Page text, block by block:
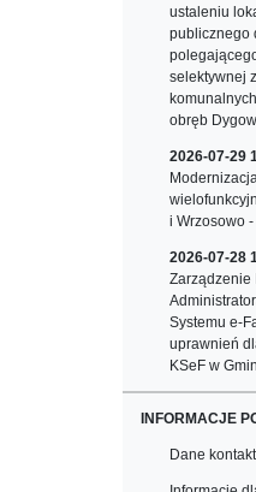
ustaleniu
publicznego
selektywnej
obręb
2026-07-29
i Wrzosowo -
2026-07-28
Zarządzenie
Systemu e-
uprawnień
KSeF w
INFORMACJE
Dane